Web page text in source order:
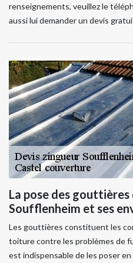
renseignements, veuillez le
aussi lui demander un devis
La pose des gouttières
Soufflenheim et ses
Les gouttières constituent les
toiture contre les problèmes de
est indispensable de les poser